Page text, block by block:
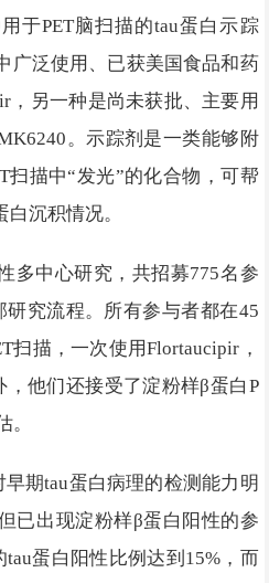
于PET脑扫描的tau蛋白示踪
广泛使用、已获美国食品和药
，另一种是尚未获批、主要用
。示踪剂是一类能够附
扫描中“发光”的化合物，可帮
沉积情况。
多中心研究，共招募775名参
究流程。所有参与者都在45
扫描，一次使用Flortaucipir，
，他们还接受了淀粉样β蛋白P
。
期tau蛋白病理的检测能力明
已出现淀粉样β蛋白阳性的参
蛋白阳性比例达到15%，而